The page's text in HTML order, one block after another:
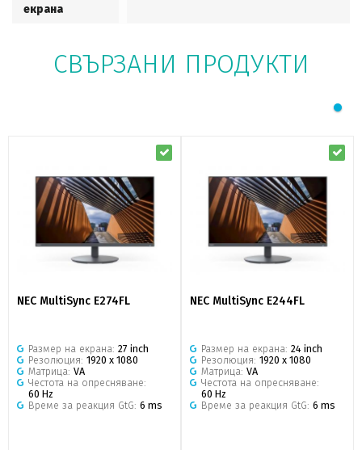
екрана
СВЪРЗАНИ ПРОДУКТИ
NEC MultiSync E274FL
Размер на екрана: 27 inch
Резолюция: 1920 x 1080
Матрица: VA
Честота на опресняване:
60 Hz
Време за реакция GtG: 6 ms
NEC MultiSync E244FL
Размер на екрана: 24 inch
Резолюция: 1920 x 1080
Матрица: VA
Честота на опресняване:
60 Hz
Време за реакция GtG: 6 ms